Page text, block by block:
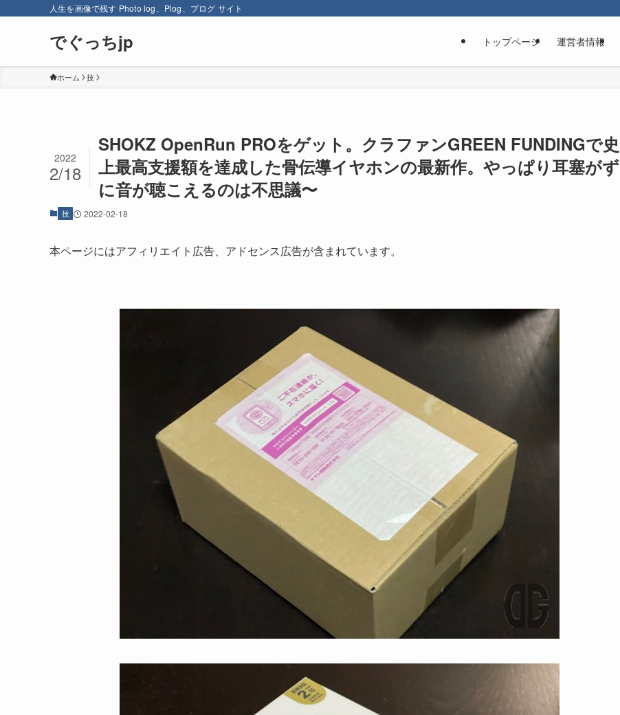
人生を画像で残す Photo log、Plog、プログ サイト
でぐっちjp トップページ 運営者情報
ホーム 技
SHOKZ OpenRun PROをゲット。クラファンGREEN FUNDINGで史
上最高支援額を達成した骨伝導イヤホンの最新作。やっぱり耳塞がず
に音が聴こえるのは不思議〜
2022
2/18
技 2022-02-18
本ページにはアフィリエイト広告、アドセンス広告が含まれています。